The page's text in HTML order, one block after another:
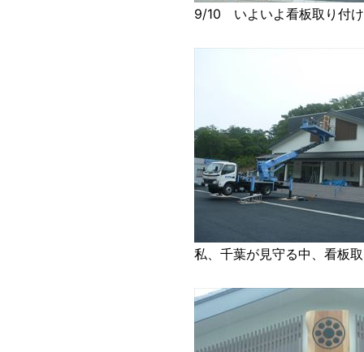
9/10 いよいよ看板取り付
私、千葉が見守る中、看板